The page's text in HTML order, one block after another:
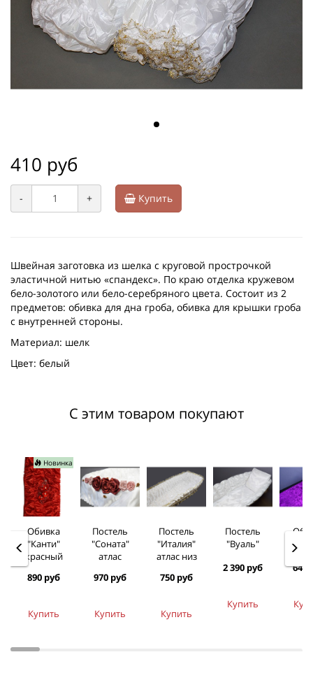
410 руб
- + Купить
Швейная заготовка из шелка с круговой прострочкой
эластичной нитью «спандекс». По краю отделка кружевом
бело-золотого или бело-серебряного цвета. Состоит из 2
предметов: обивка для дна гроба, обивка для крышки гроба
с внутренней стороны.
Материал: шелк
Цвет: белый
С этим товаром покупают
Новинка
Обивка
"Канти"
красный
890 руб
Купить
Постель
"Соната"
атлас
970 руб
Купить
Постель
"Италия"
атлас низ
750 руб
Купить
Постель
"Вуаль"
2 390 руб
Купить
645